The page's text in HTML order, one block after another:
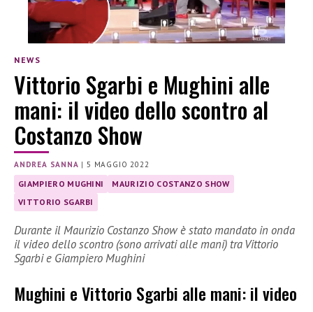
NEWS
Vittorio Sgarbi e Mughini alle
mani: il video dello scontro al
Costanzo Show
ANDREA SANNA |5 MAGGIO 2022
GIAMPIERO MUGHINI
MAURIZIO COSTANZO SHOW
VITTORIO SGARBI
Durante il Maurizio Costanzo Show è stato mandato in onda
il video dello scontro (sono arrivati alle mani) tra Vittorio
Sgarbi e Giampiero Mughini
Mughini e Vittorio Sgarbi alle mani: il video